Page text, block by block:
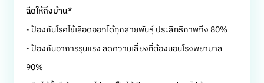
ฉีดให้ถึงบ้าน*
- ป้องกันโรคไข้เลือดออกได้ทุกสายพันธุ์ ประสิทธิภาพถึง 80%
- ป้องกันอาการรุนแรง ลดความเสี่ยงที่ต้องนอนโรงพยาบาล
90%